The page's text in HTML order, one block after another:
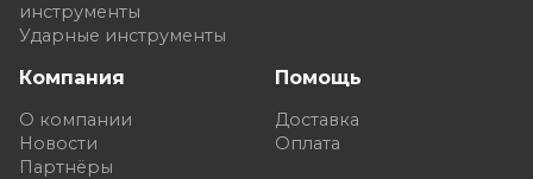
инструменты
Ударные инструменты
Компания
О компании
Новости
Партнёры
Помощь
Доставка
Оплата